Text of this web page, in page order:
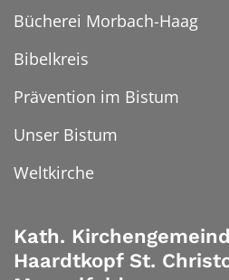
Bücherei Morbach-Haag
Bibelkreis
Prävention im Bistum
Unser Bistum
Weltkirche
Kath.
Haardtkopf St.